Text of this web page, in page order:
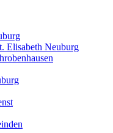
Elisabeth Neuburg